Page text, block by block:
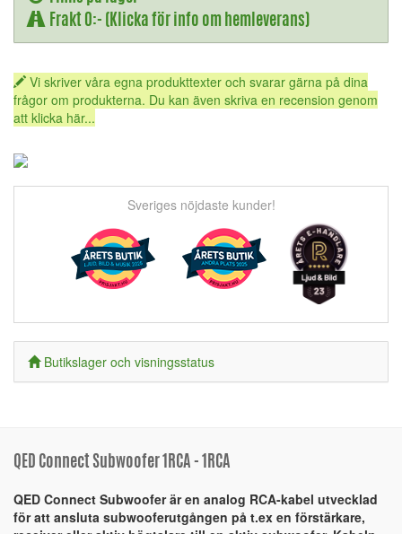
Frakt 0:- (Klicka för info om hemleverans)
Vi skriver våra egna produkttexter och svarar gärna på dina
frågor om produkterna. Du kan även skriva en recension genom
att klicka här...
Sveriges nöjdaste kunder!
Butikslager och visningsstatus
QED Connect Subwoofer 1RCA - 1RCA
QED Connect Subwoofer är en analog RCA-kabel utvecklad
för att ansluta subwooferutgången på t.ex en förstärkare,